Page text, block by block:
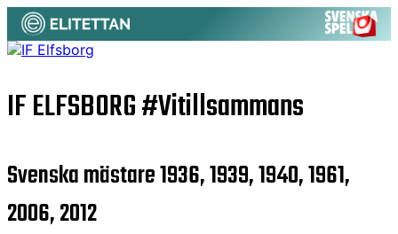
IF ELFSBORG#Vitillsammans
Svenska mästare 1936, 1939, 1940, 1961,
2006, 2012